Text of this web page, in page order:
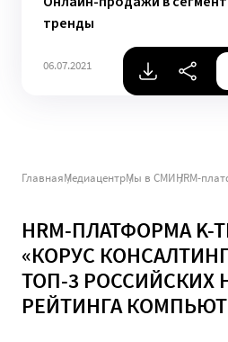
тренды
06.07.2021
ГлавнаяМедиацентрМы в СМИ
HRM-ПЛАТФОРМА K-
«КОРУС
ТОП-3 РОССИЙСКИХ
РЕЙТИНГА